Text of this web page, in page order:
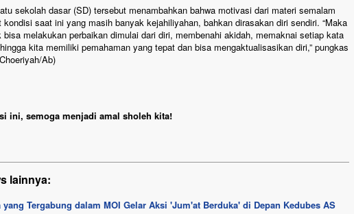
sekolah dasar (SD) tersebut menambahkan bahwa motivasi dari materi semalam
kondisi saat ini yang masih banyak kejahiliyahan, bahkan dirasakan diri sendiri. “Maka
melakukan perbaikan dimulai dari diri, membenahi akidah, memaknai setiap kata
kita memiliki pemahaman yang tepat dan bisa mengaktualisasikan diri,” pungkas
Ab)
ini, semoga menjadi amal sholeh kita!
lainnya:
yang Tergabung dalam MOI Gelar Aksi 'Jum'at Berduka' di Depan Kedubes AS